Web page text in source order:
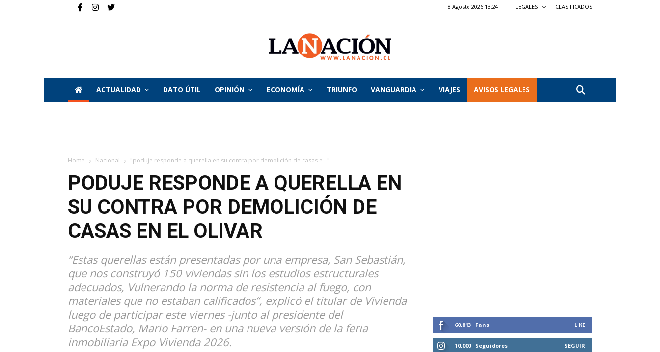
8 Agosto 2026 13:24 LEGALES CLASIFICADOS
La
ACTUALIDAD DATO ÚTIL OPINIÓN ECONOMÍA TRIUNFO VANGUARDIA VIAJES AVISOS LEGALES
Home Nacional "poduje responde a querella en su contra por demolición de casas e..."
PODUJE RESPONDE A QUERELLA EN
SU CONTRA POR DEMOLICIÓN DE
CASAS EN EL OLIVAR
“Estas querellas están presentadas por una empresa, San Sebastián,
que nos construyó 150 viviendas sin los estudios estructurales
adecuados, Vulnerando la norma de resistencia al fuego, con
materiales que no estaban calificados”, explicó el titular de Vivienda
luego de participar este viernes -junto al presidente del
BancoEstado, Mario Farren- en una nueva versión de la feria
inmobiliaria Expo Vivienda 2026.
60,813 Fans LIKE
10,000 Seguidores SEGUIR